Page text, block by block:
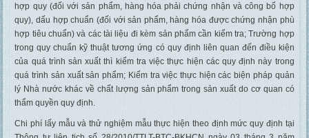
hợp quy (đối với sản phẩm, hàng hóa phải chứng nhận và công bố hợp
quy), dấu hợp chuẩn (đối với sản phẩm, hàng hóa được chứng nhận phù
hợp tiêu chuẩn) và các tài liệu đi kèm sản phẩm cần kiểm tra; Trường hợp
trong quy chuẩn kỹ thuật tương ứng có quy định liên quan đến điều kiện
của quá trình sản xuất thì kiểm tra việc thực hiện các quy định này trong
quá trình sản xuất sản phẩm; Kiểm tra việc thực hiện các biện pháp quản
lý Nhà nước khác về chất lượng sản phẩm trong sản xuất do cơ quan có
thẩm quyền quy định.
Chi phí lấy mẫu và thử nghiệm mẫu thực hiện theo định mức quy định tại